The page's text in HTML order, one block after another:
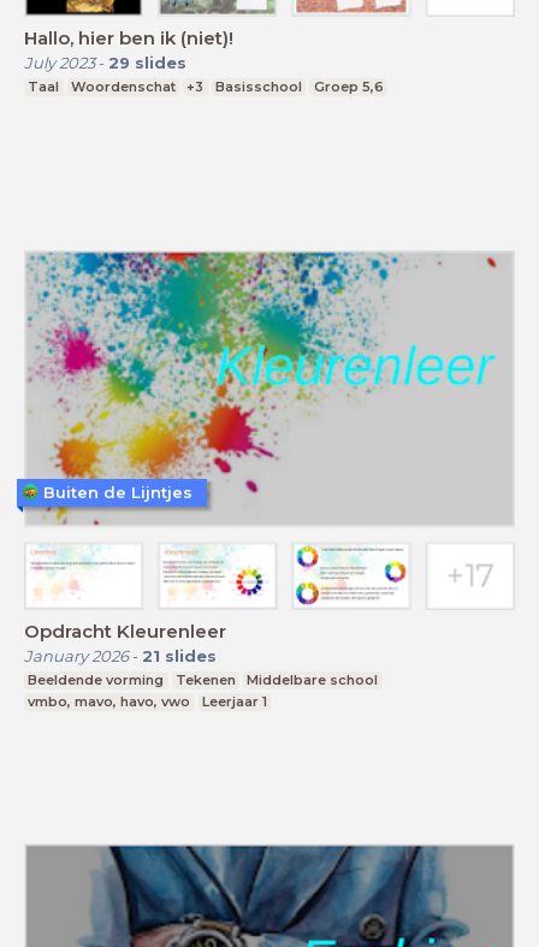
Hallo, hier ben ik (niet)!
July 2023- 29 slides
Taal Woordenschat +3 Basisschool Groep 5,6
Opdracht Kleurenleer
January 2026- 21 slides
Beeldende vorming Tekenen
Middelbare school
vmbo, mavo, havo, vwo
Leerjaar 1
Buiten de Lijntjes